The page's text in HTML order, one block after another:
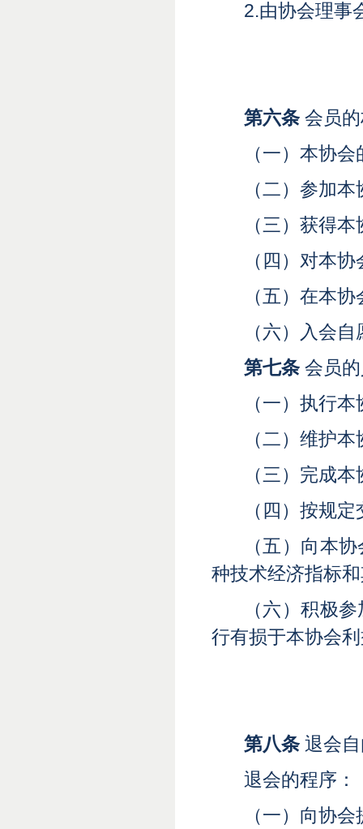
2.由协会理事
第六条 会员
（一）本协
（二）参加
（三）获得
（四）对本
（五）在本
（六）入会
第七条 会员
（一）执行
（二）维护
（三）完成
（四）按规
（五）向本
种技术经济指标
（六）积极
行有损于本协会
第八条 退会
退会的程序：
（一）向协